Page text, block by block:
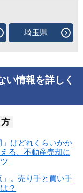
埼玉県
い情報を詳しく
はどれくらいかか
る、不動産売却に
。売り手と買い手
？